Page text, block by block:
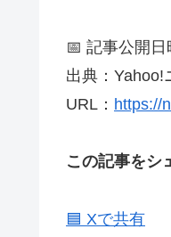
📅 記事公開
出典：Yahoo!
URL： https://
この記事をシ
🟦 Xで共有